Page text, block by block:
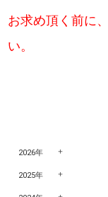
お求め頂く前に
い。
2026年
2025年